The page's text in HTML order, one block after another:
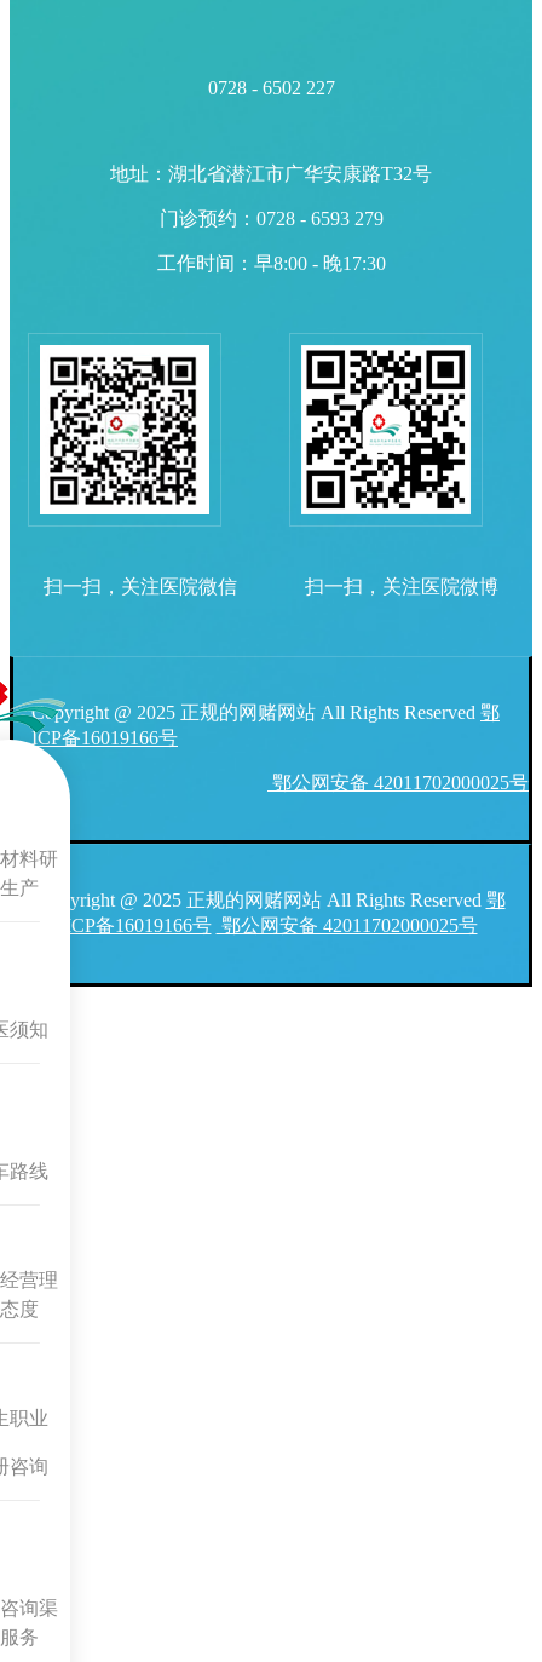
0728 - 6502 227
地址：湖北省潜江市广华安康路T32号
门诊预约：0728 - 6593 279
工作时间：早8:00 - 晚17:30
扫一扫，关注医院微信 扫一扫，关注医院微博
Copyright @ 2025 正规的网赌网站 All Rights Reserved 鄂
ICP备16019166号
鄂公网安备 42011702000025号
Copyright @ 2025 正规的网赌网站 All Rights Reserved 鄂
ICP备16019166号 鄂公网安备 42011702000025号
料研
产
须知
路线
营理
度
职业
咨询
询渠
务